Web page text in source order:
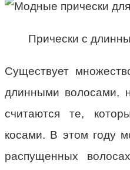
Прически с
Существует
длинными волосами,
считаются те,
косами. В этом году
распущенных